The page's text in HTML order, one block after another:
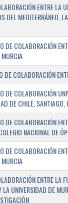
ENTRE LA
DEL MEDITERRÁNEO,
DE COLABORACIÓN
DE COLABORACIÓN
DE COLABORACIÓN
DE CHILE,
DE COLABORACIÓN
NACIONAL DE
DE COLABORACIÓN
ENTRE LA
LA UNIVERSIDAD DE